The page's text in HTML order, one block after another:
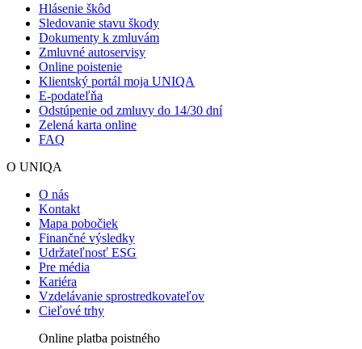
Hlásenie škôd
Sledovanie stavu škody
Dokumenty k zmluvám
Zmluvné autoservisy
Online poistenie
Klientský portál moja UNIQA
E-podateľňa
Odstúpenie od zmluvy do 14/30 dní
Zelená karta online
FAQ
O UNIQA
O nás
Kontakt
Mapa pobočiek
Finančné výsledky
Udržateľnosť ESG
Pre média
Kariéra
Vzdelávanie sprostredkovateľov
Cieľové trhy
Online platba poistného